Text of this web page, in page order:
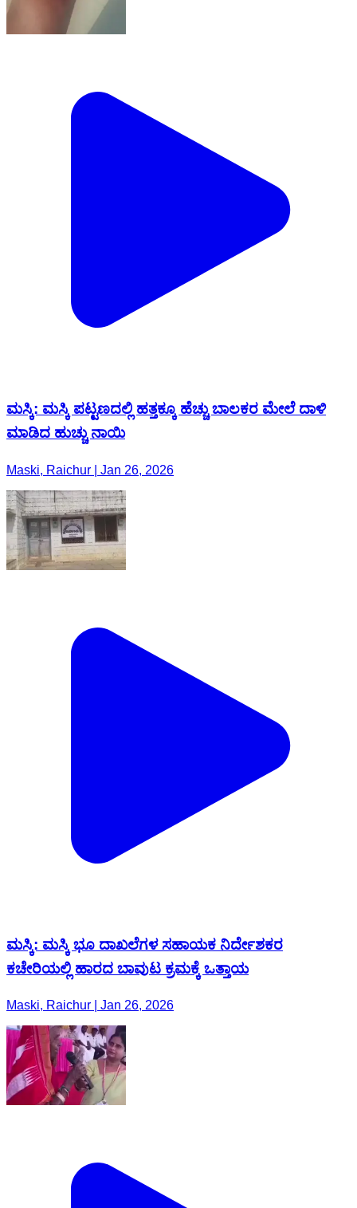
ಮಸ್ಕಿ: ಮಸ್ಕಿ ಪಟ್ಟಣದಲ್ಲಿ ಹತ್ತಕ್ಕೂ ಹೆಚ್ಚು ಬಾಲಕರ ಮೇಲೆ ದಾಳಿ
ಮಾಡಿದ ಹುಚ್ಚು ನಾಯಿ
Maski, Raichur | Jan 26, 2026
ಮಸ್ಕಿ: ಮಸ್ಕಿ ಭೂ ದಾಖಲೆಗಳ ಸಹಾಯಕ ನಿರ್ದೇಶಕರ
ಕಚೇರಿಯಲ್ಲಿ ಹಾರದ ಬಾವುಟ ಕ್ರಮಕ್ಕೆ ಒತ್ತಾಯ
Maski, Raichur | Jan 26, 2026